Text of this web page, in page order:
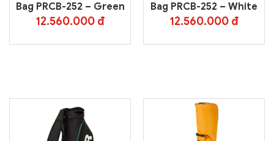
Bag PRCB-252 – Green
12.560.000 đ
Bag PRCB-252 – White
12.560.000 đ